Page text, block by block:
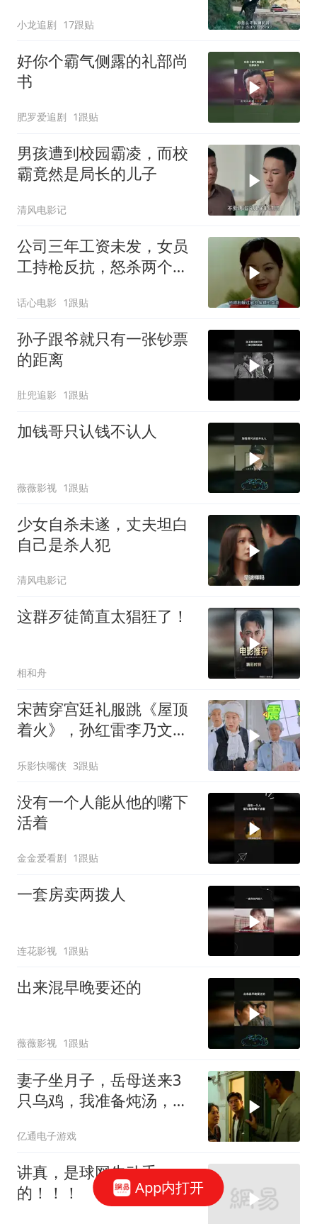
小龙追剧 17跟贴
好你个霸气侧露的礼部尚
书
肥罗爱追剧 1跟贴
男孩遭到校园霸凌，而校
霸竟然是局长的儿子
清风电影记
公司三年工资未发，女员
工持枪反抗，怒杀两个大
话心电影 1跟贴
孙子跟爷就只有一张钞票
的距离
肚兜追影 1跟贴
加钱哥只认钱不认人
薇薇影视 1跟贴
少女自杀未遂，丈夫坦白
自己是杀人犯
清风电影记
这群歹徒简直太猖狂了！
相和舟
宋茜穿宫廷礼服跳《屋顶
着火》，孙红雷李乃文当
情包全网疯传！
乐影快嘴侠 3跟贴
没有一个人能从他的嘴下
活着
金金爱看剧 1跟贴
一套房卖两拨人
连花影视 1跟贴
出来混早晚要还的
薇薇影视 1跟贴
妻子坐月子，岳母送来3
只乌鸡，我准备炖汤，妻
亿通电子游戏
讲真，是球网先动手
的！！！
App内打开